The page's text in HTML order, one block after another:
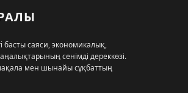
басты саяси, экономикалық,
сенімді дереккөзі.
мен шынайы сұқбаттың